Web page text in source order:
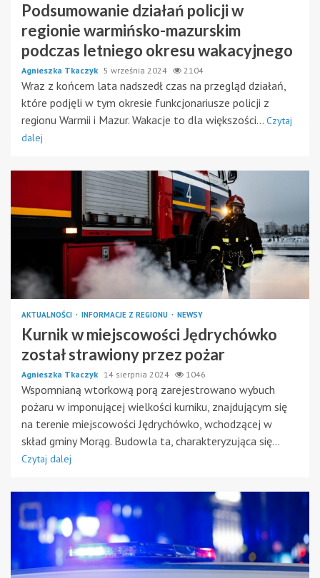
Podsumowanie działań policji w
regionie warmińsko-mazurskim
podczas letniego okresu wakacyjnego
Agnieszka Tkaczyk 5 września 2024 2104
Wraz z końcem lata nadszedł czas na przegląd działań,
które podjęli w tym okresie funkcjonariusze policji z
regionu Warmii i Mazur. Wakacje to dla większości... Czytaj
dalej
AKTUALNOŚCI INFORMACJE Z REGIONU NEWSY
Kurnik w miejscowości Jędrychówko
został strawiony przez pożar
Agnieszka Tkaczyk 14 sierpnia 2024 1046
Wspomnianą wtorkową porą zarejestrowano wybuch
pożaru w imponującej wielkości kurniku, znajdującym się
na terenie miejscowości Jędrychówko, wchodzącej w
skład gminy Morąg. Budowla ta, charakteryzująca się...
Czytaj dalej